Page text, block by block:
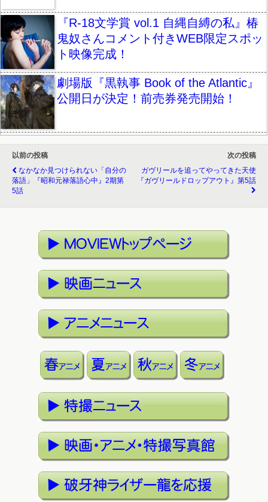
『R-18文学賞 vol.1 自縄自縛の私』椿
鬼奴さんコメント付きWEB限定スポッ
ト映像完成！
劇場版『黒執事 Book of the Atlantic』
公開日が決定！前売券発売開始！
以前の投稿
なかなか見つけられない「自分の
落語」『昭和元禄落語心中』2期第
5話
次の投稿
ガヴリールを追ってやってきた天使
『ガヴリールドロップアウト』第5話